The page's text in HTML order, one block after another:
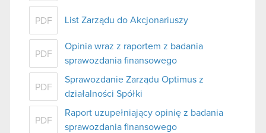
PDF List Zarządu do Akcjonariuszy
PDF
Opinia wraz z raportem z badania
sprawozdania finansowego
PDF
Sprawozdanie Zarządu Optimus z
działalności Spółki
PDF
Raport uzupełniający opinię z badania
sprawozdania finansowego